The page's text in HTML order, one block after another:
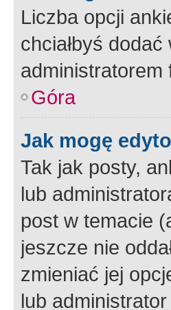
Liczba opcji
chciałbyś
administratorem
Góra
Jak mogę
Tak jak posty,
lub
post w temacie
jeszcze nie
zmieniać jej
lub